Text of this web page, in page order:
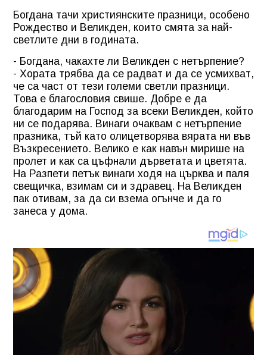
Богдана тачи християнските празници, особено
Рождество и Великден, които смята за най-
светлите дни в годината.
- Богдана, чакахте ли Великден с нетърпение?
- Хората трябва да се радват и да се усмихват,
че са част от тези големи светли празници.
Това е благословия свише. Добре е да
благодарим на Господ за всеки Великден, който
ни се подарява. Винаги очаквам с нетърпение
празника, тъй като олицетворява вярата ни във
Възкресението. Велико е как навън мирише на
пролет и как са цъфнали дърветата и цветята.
На Разпети петък винаги ходя на църква и паля
свещичка, взимам си и здравец. На Великден
пак отивам, за да си взема огънче и да го
занеса у дома.